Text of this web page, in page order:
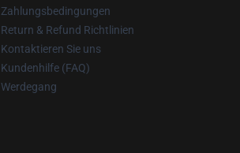
Zahlungsbedingungen
Return & Refund Richtlinien
Kontaktieren Sie uns
Kundenhilfe (FAQ)
Werdegang